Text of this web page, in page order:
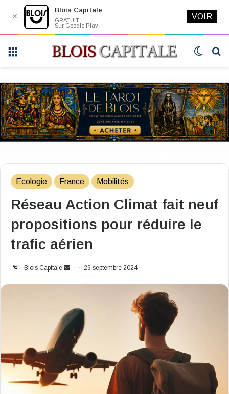
Switch
Ecologie France Mobilités
Réseau Action Climat fait neuf
propositions pour réduire le
trafic aérien
Blois Capitale
Envoyer26 septembre 2024
✕
Blois Capitale
GRATUIT
Sur Google Play
VOIR